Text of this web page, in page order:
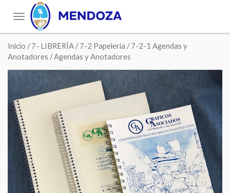
Toggle
navigation
Inicio /7- LIBRERÍA /7-2 Papelería /7-2-1 Agendas y
Anotadores / Agendas y Anotadores